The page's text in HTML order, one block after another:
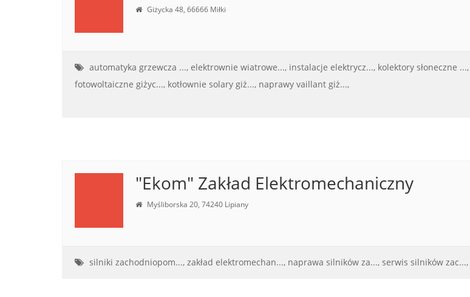
Giżycka 48, 66666 Miłki
automatyka grzewcza ..., elektrownie wiatrowe..., instalacje elektrycz..., kolektory słoneczne ...,
fotowoltaiczne giżyc..., kotłownie solary giż..., naprawy vaillant giż...,
"Ekom" Zakład Elektromechaniczny
Myśliborska 20, 74240 Lipiany
silniki zachodniopom..., zakład elektromechan..., naprawa silników za..., serwis silników zac...,